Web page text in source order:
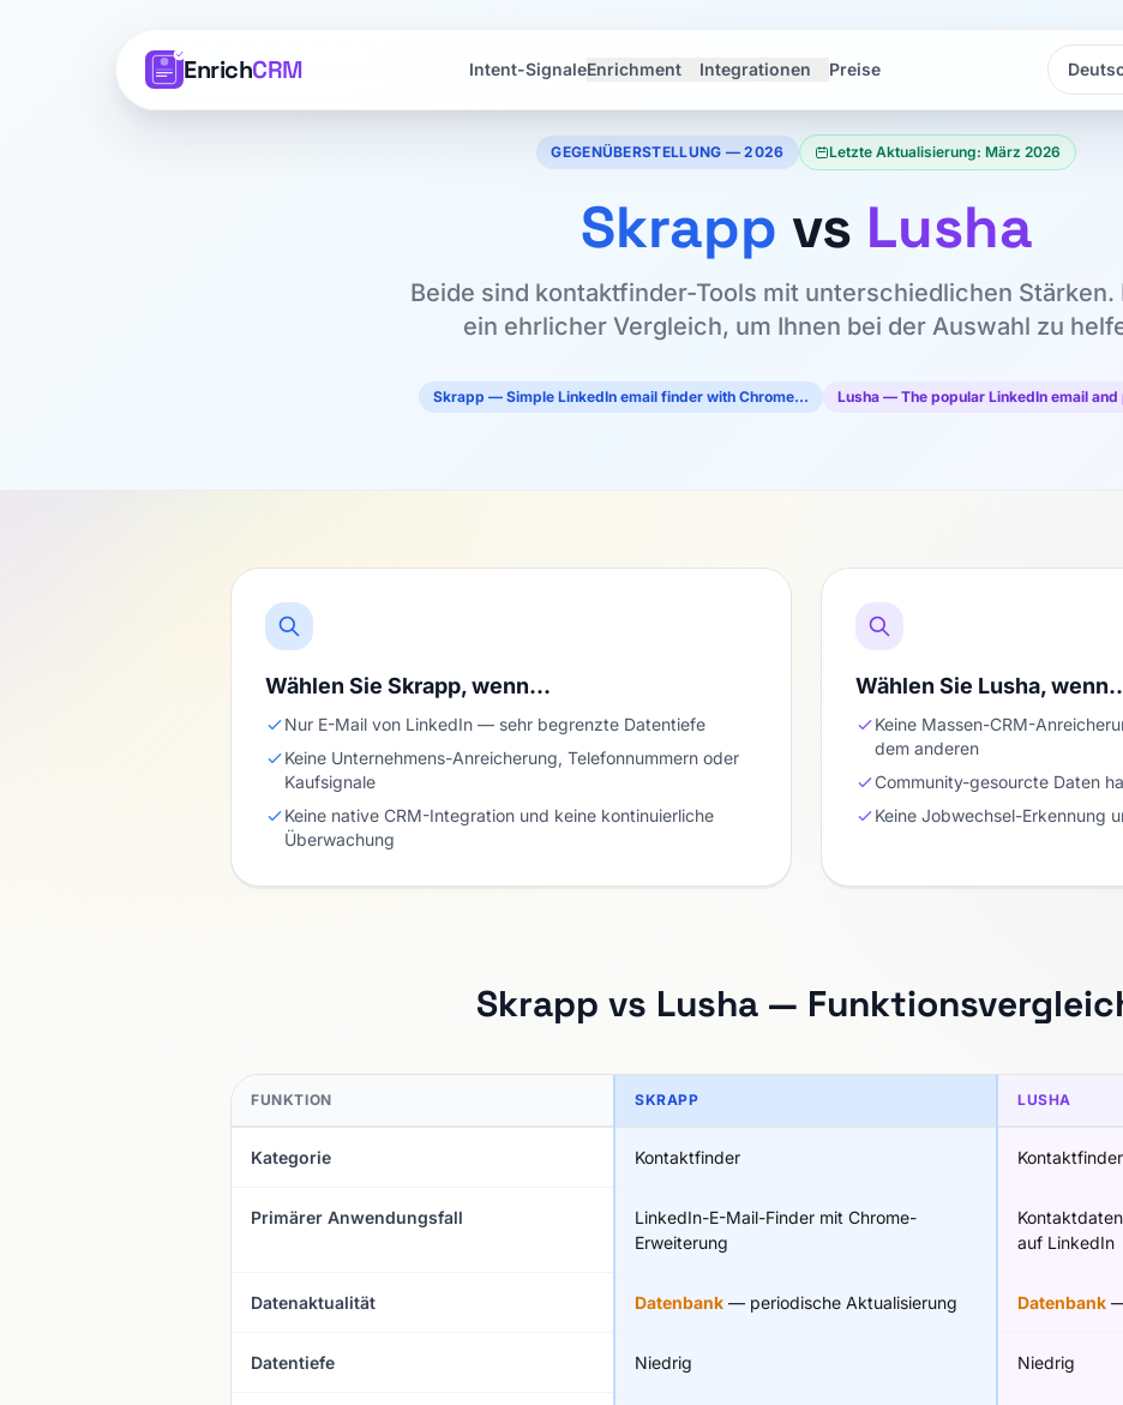
EnrichCRM Intent-SignaleEnrichment Integrationen Preise
Sprache
Sprache
GEGENÜBERSTELLUNG — 2026 Letzte Aktualisierung: März 2026
Skrapp vs Lusha
Beide sind kontaktfinder-Tools mit unterschiedlichen Stärken.
ein ehrlicher Vergleich, um Ihnen bei der Auswahl zu
Skrapp — Simple LinkedIn email finder with Chrome… Lusha — The popular LinkedIn email
Wählen Sie Skrapp, wenn…
Nur E-Mail von LinkedIn — sehr begrenzte Datentiefe
Keine Unternehmens-Anreicherung, Telefonnummern oder
Kaufsignale
Keine native CRM-Integration und keine kontinuierliche
Überwachung
Wählen Sie Lusha,
Keine Massen-CRM-
dem anderen
Community-gesourcte Daten
Keine Jobwechsel-Erkennung
Skrapp vs Lusha —
FUNKTION SKRAPP LUSHA
Kategorie Kontaktfinder Kontaktfinder
Primärer Anwendungsfall
LinkedIn-E-Mail-Finder mit Chrome-
Erweiterung
auf LinkedIn
Datenaktualität Datenbank — periodische Aktualisierung Datenbank
Datentiefe Niedrig Niedrig